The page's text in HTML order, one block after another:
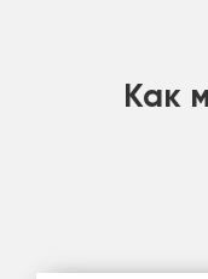
Как